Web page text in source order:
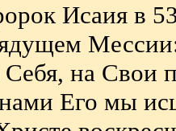
Исаия в
Себя, на Свои
Его мы